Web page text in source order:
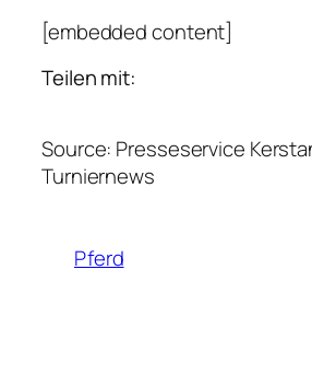
[embedded content]
Teilen mit:
Source: Presseservice
Turniernews
Pferd